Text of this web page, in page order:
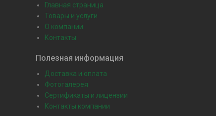
Главная страница
Товары и услуги
О компании
Контакты
Полезная информация
Доставка и оплата
Фотогалерея
Сертификаты и лицензии
Контакты компании